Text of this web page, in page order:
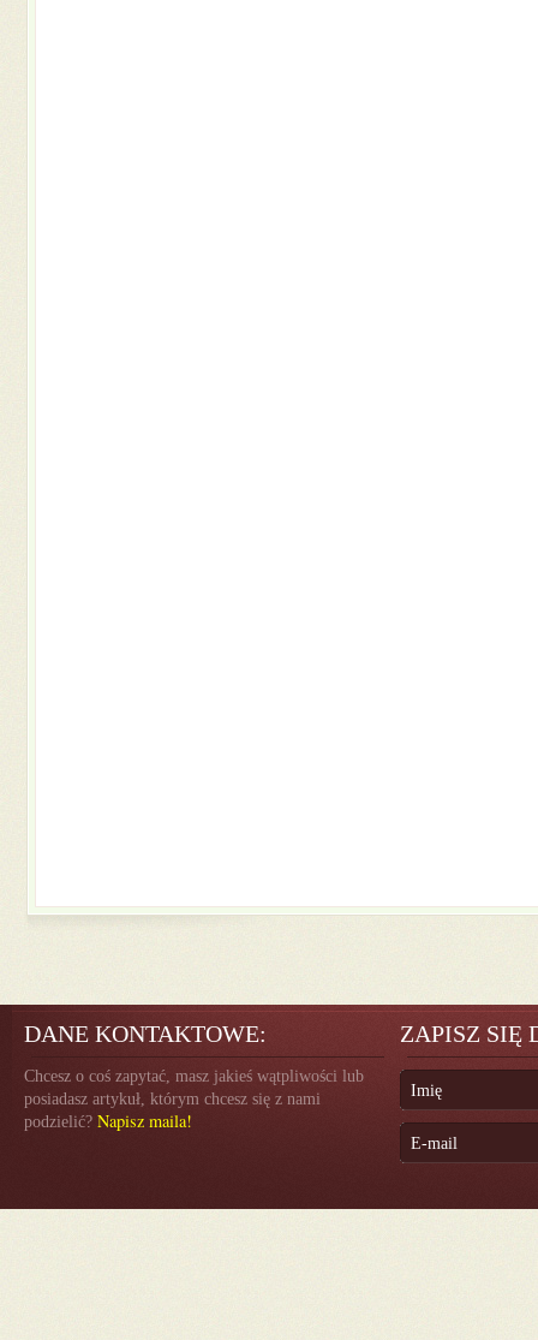
DANE KONTAKTOWE:
Chcesz o coś zapytać, masz jakieś wątpliwości lub
posiadasz artykuł, którym chcesz się z nami
podzielić? Napisz maila!
ZAPISZ SIĘ